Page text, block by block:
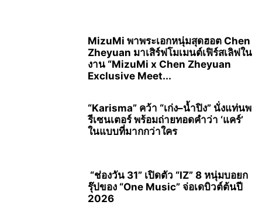
MizuMi พาพระเอกหนุ่มสุดฮอต Chen
Zheyuan มาเสิร์ฟโมเมนต์เฟิร์สเลิฟใน
งาน “MizuMi x Chen Zheyuan
Exclusive Meet...
“Karisma” คว้า “เก่ง–น้ำปิง” นั่งแท่นพ
รีเซนเตอร์ พร้อมถ่ายทอดคำว่า ‘แคร์’
ในแบบที่มากกว่าใคร
“ช่องวัน 31” เปิดตัว “IZ” 8 หนุ่มบอยก
รุ๊ปของ “One Music” จ่อเดบิวต์ต้นปี
2026